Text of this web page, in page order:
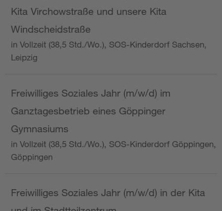
Kita Virchowstraße und unsere Kita
Windscheidstraße
in Vollzeit (38,5 Std./Wo.), SOS-Kinderdorf Sachsen,
Leipzig
Freiwilliges Soziales Jahr (m/w/d) im
Ganztagesbetrieb eines Göppinger
Gymnasiums
in Vollzeit (38,5 Std./Wo.), SOS-Kinderdorf Göppingen,
Göppingen
Freiwilliges Soziales Jahr (m/w/d) in der Kita